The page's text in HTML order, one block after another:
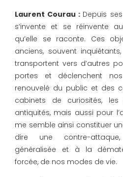
Laurent Courau : Depuis
s’invente et se réinvente
qu’elle se raconte. Ces
anciens, souvent
transportent vers d’autres
portes et déclenchent nos
renouvelé du public et des
cabinets de curiosités,
antiquités, mais aussi pour
me semble ainsi constituer
dire une contre-attaque,
généralisée et à la
forcée, de nos modes de vie.